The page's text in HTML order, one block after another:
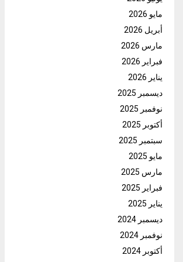
مايو 2026
أبريل 2026
مارس 2026
فبراير 2026
يناير 2026
ديسمبر 2025
نوفمبر 2025
أكتوبر 2025
سبتمبر 2025
مايو 2025
مارس 2025
فبراير 2025
يناير 2025
ديسمبر 2024
نوفمبر 2024
أكتوبر 2024